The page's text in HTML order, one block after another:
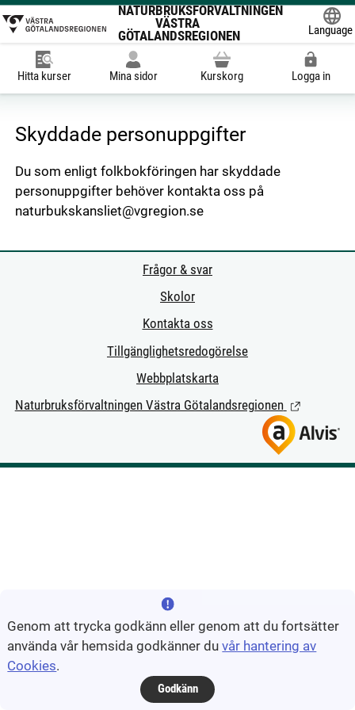
NATURBRUKSFÖRVALTNINGEN
VÄSTRA
GÖTALANDSREGIONEN
Language
Hitta kurser Mina sidor Kurskorg Logga in
Skyddade personuppgifter
Du som enligt folkbokföringen har skyddade
personuppgifter behöver kontakta oss på
naturbukskansliet@vgregion.se
Frågor & svar
Skolor
Kontakta oss
Tillgänglighetsredogörelse
Webbplatskarta
Naturbruksförvaltningen Västra Götalandsregionen (Länk till
Genom att trycka godkänn eller genom att du fortsätter
använda vår hemsida godkänner duvår hantering av
Cookies.
Godkänn